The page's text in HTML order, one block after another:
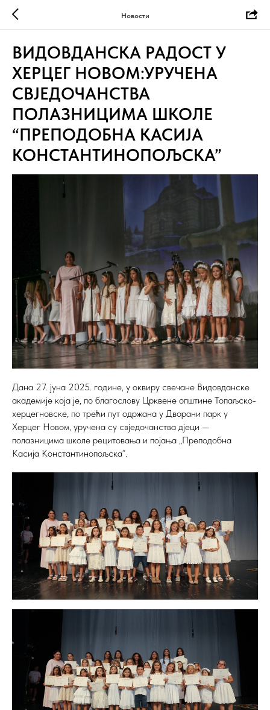
Новости
ВИДОВДАНСКА РАДОСТ У
ХЕРЦЕГ НОВОМ:УРУЧЕНА
СВЈЕДОЧАНСТВА
ПОЛАЗНИЦИМА ШКОЛЕ
“ПРЕПОДОБНА КАСИЈА
КОНСТАНТИНОПОЉСКА”
Дана 27. јуна 2025. године, у оквиру свечане Видовданске
академије која је, по благослову Црквене општине Топаљско-
херцегновске, по трећи пут одржана у Дворани парк у
Херцег Новом, уручена су свједочанства дјеци —
полазницима школе рецитовања и појања „Преподобна
Касија Константинопољска“.